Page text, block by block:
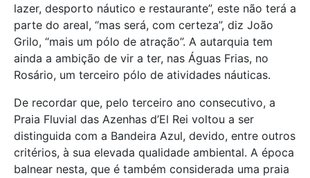
lazer, desporto náutico e restaurante”, este não terá a
parte do areal, “mas será, com certeza”, diz João
Grilo, “mais um pólo de atração”. A autarquia tem
ainda a ambição de vir a ter, nas Águas Frias, no
Rosário, um terceiro pólo de atividades náuticas.
De recordar que, pelo terceiro ano consecutivo, a
Praia Fluvial das Azenhas d’El Rei voltou a ser
distinguida com a Bandeira Azul, devido, entre outros
critérios, à sua elevada qualidade ambiental. A época
balnear nesta, que é também considerada uma praia